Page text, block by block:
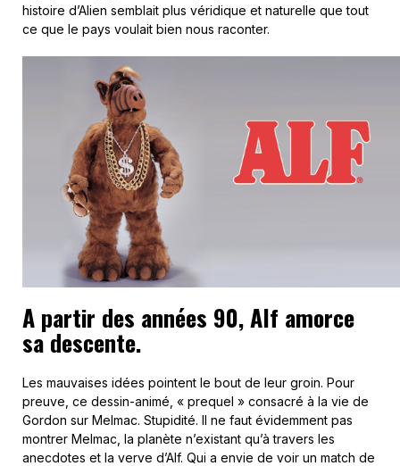
histoire d’Alien semblait plus véridique et naturelle que tout
ce que le pays voulait bien nous raconter.
A partir des années 90, Alf amorce
sa descente.
Les mauvaises idées pointent le bout de leur groin. Pour
preuve, ce dessin-animé, « prequel » consacré à la vie de
Gordon sur Melmac. Stupidité. Il ne faut évidemment pas
montrer Melmac, la planète n’existant qu’à travers les
anecdotes et la verve d’Alf. Qui a envie de voir un match de